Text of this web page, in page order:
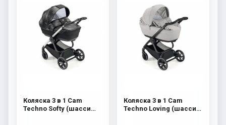
Коляска 3 в 1 Cam
Techno Softy (шасси
Коляска 3 в 1 Cam
Techno Loving (шасси